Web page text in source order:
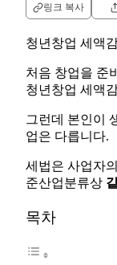
링크 복사
청년창업 세액
처음 창업을 준
청년창업 세액
그런데 본인이
업은 다릅니다.
세법은 사업자
준산업분류상
목차